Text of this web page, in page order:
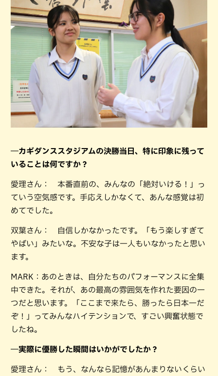
―カギダンススタジアムの決勝当日、特に印象に残って
いることは何ですか？
愛理さん： 本番直前の、みんなの「絶対いける！」っ
ていう空気感です。手応えしかなくて、あんな感覚は初
めてでした。
双葉さん： 自信しかなかったです。「もう楽しすぎて
やばい」みたいな。不安な子は一人もいなかったと思い
ます。
MARK：あのときは、自分たちのパフォーマンスに全集
中できた。それが、あの最高の雰囲気を作れた要因の一
つだと思います。「ここまで来たら、勝ったら日本一だ
ぞ！」ってみんなハイテンションで、すごい興奮状態で
したね。
―実際に優勝した瞬間はいかがでしたか？
愛理さん： もう、なんなら記憶があんまりないくらい